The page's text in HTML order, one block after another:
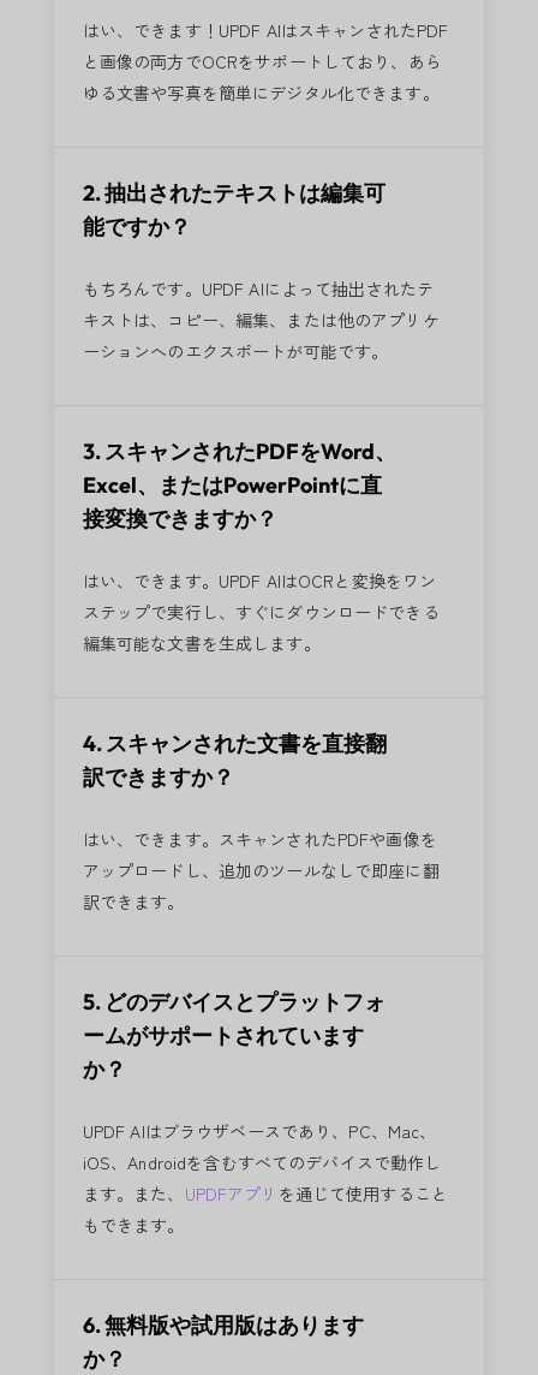
はい、できます！UPDF AIはスキャンされたPDF
と画像の両方でOCRをサポートしており、あら
ゆる文書や写真を簡単にデジタル化できます。
2. 抽出されたテキストは編集可
能ですか？
もちろんです。UPDF AIによって抽出されたテ
キストは、コピー、編集、または他のアプリケ
ーションへのエクスポートが可能です。
3. スキャンされたPDFをWord、
Excel、またはPowerPointに直
接変換できますか？
はい、できます。UPDF AIはOCRと変換をワン
ステップで実行し、すぐにダウンロードできる
編集可能な文書を生成します。
4. スキャンされた文書を直接翻
訳できますか？
はい、できます。スキャンされたPDFや画像を
アップロードし、追加のツールなしで即座に翻
訳できます。
5. どのデバイスとプラットフォ
ームがサポートされています
か？
UPDF AIはブラウザベースであり、PC、Mac、
iOS、Androidを含むすべてのデバイスで動作し
ます。また、 UPDFアプリ を通じて使用すること
もできます。
6. 無料版や試用版はあります
か？